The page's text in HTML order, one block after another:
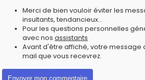
Merci de bien vouloir éviter les
insultants, tendancieux...
Pour les questions personnelles
avec nos assistants
Avant d'être affiché, votre message
mail que vous recevrez.